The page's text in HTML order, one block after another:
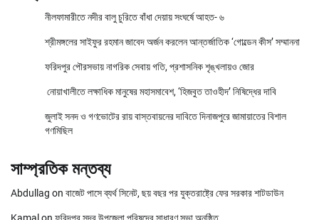
নীলফামারীতে নদীর বালু চুরিতে বাঁধা দেয়ায় সংঘর্ষে আহত- ৬
শ্রীমঙ্গলের সাইফুর রহমান জাবেদ অর্জন করলেন আন্তর্জাতিক ‘গোল্ডেন কীস’ সম্মাননা
ফরিদপুর পৌরসভায় নাগরিক সেবায় গতি, প্রশাসনিক শৃঙ্খলায়ও জোর
নোয়াখালীতে লক্ষাধিক মানুষের মহাসমাবেশ, ‘হিজবুত তাওহীদ’ নিষিদ্ধের দাবি
জুলাই সনদ ও গণভোটের রায় বাস্তবায়নের দাবিতে দিনাজপুরে জামায়াতের বিশাল
গণমিছিল
সাম্প্রতিক মন্তব্য
Abdullag on বাজেট পাসে ব্যর্থ সিনেট, ছয় বছর পর যুক্তরাষ্ট্রে ফের সরকার শাটডাউন